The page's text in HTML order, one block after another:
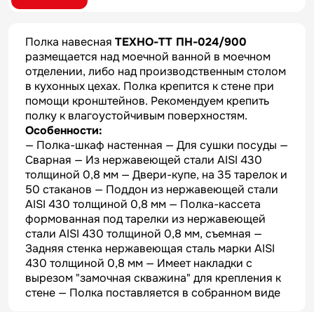
Полка навесная ТЕХНО-ТТ ПН-024/900
размещается над моечной ванной в моечном
отделении, либо над производственным столом
в кухонных цехах. Полка крепится к стене при
помощи кронштейнов. Рекомендуем крепить
полку к влагоустойчивым поверхностям.
Особенности:
— Полка-шкаф настенная — Для сушки посуды —
Cварная — Из нержавеющей стали AISI 430
толщиной 0,8 мм — Двери-купе, на 35 тарелок и
50 стаканов — Поддон из нержавеющей стали
AISI 430 толщиной 0,8 мм — Полка-кассета
формованная под тарелки из нержавеющей
стали AISI 430 толщиной 0,8 мм, съемная —
Задняя стенка нержавеющая сталь марки AISI
430 толщиной 0,8 мм — Имеет накладки с
вырезом "замочная скважина" для крепления к
стене — Полка поставляется в собранном виде